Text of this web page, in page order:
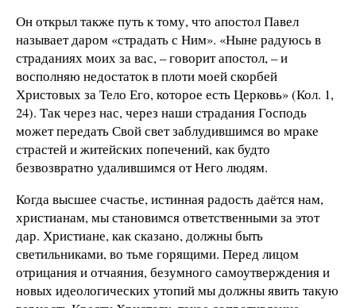
Он открыл также путь к тому, что апостол Павел
называет даром «страдать с Ним». «Ныне радуюсь в
страданиях моих за вас, – говорит апостол, – и
восполняю недостаток в плоти моей скорбей
Христовых за Тело Его, которое есть Церковь» (Кол. 1,
24). Так через нас, через наши страдания Господь
может передать Свой свет заблудившимся во мраке
страстей и житейских попечений, как будто
безвозвратно удалившимся от Него людям.
Когда высшее счастье, истинная радость даётся нам,
христианам, мы становимся ответственными за этот
дар. Христиане, как сказано, должны быть
светильниками, во тьме горящими. Перед лицом
отрицания и отчаяния, безумного самоутверждения и
новых идеологических утопий мы должны явить такую